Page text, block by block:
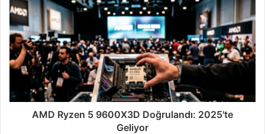
AMD Ryzen 5 9600X3D Doğrulandı: 2025'te
Geliyor